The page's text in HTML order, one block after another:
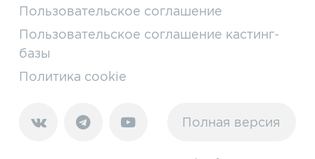
Пользовательское соглашение
Пользовательское соглашение кастинг-
базы
Политика cookie
Полная версия